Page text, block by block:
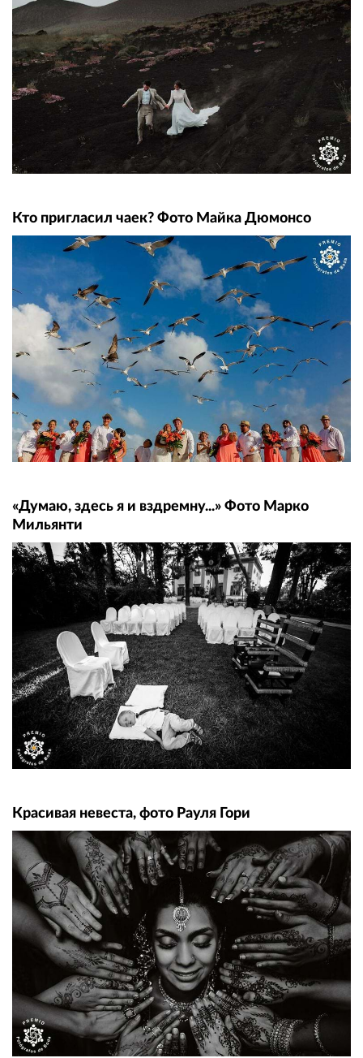
Кто пригласил чаек? Фото Майка Дюмонсо
«Думаю, здесь я и вздремну...» Фото Марко
Мильянти
Красивая невеста, фото Рауля Гори